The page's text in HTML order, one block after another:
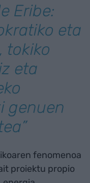
Eribe:
eta
tokiko
eta
genuen
fenomenoa
proiektu propio